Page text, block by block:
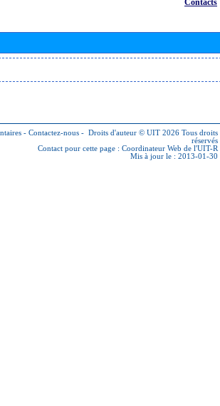
- Contactez-nous - Droits d'auteur © UIT 2026 Tous droits
réservés
Contact pour cette page : Coordinateur Web de l'UIT-R
Mis à jour le : 2013-01-30